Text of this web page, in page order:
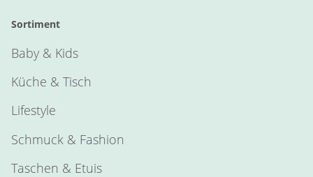
Sortiment
Baby & Kids
Küche & Tisch
Lifestyle
Schmuck & Fashion
Taschen & Etuis